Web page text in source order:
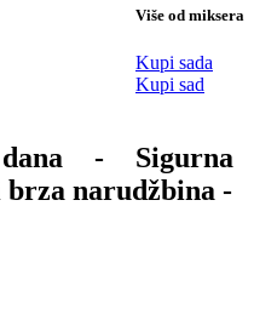
Više od miksera
Kupi sada
Kupi sad
-
Sigurna
narudžbina -